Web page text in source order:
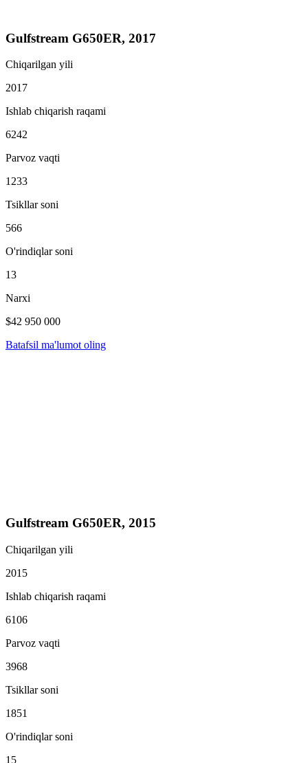
Gulfstream G650ER, 2017
Chiqarilgan yili
2017
Ishlab chiqarish raqami
6242
Parvoz vaqti
1233
Tsikllar soni
566
O'rindiqlar soni
13
Narxi
$42 950 000
Batafsil ma'lumot oling
Gulfstream G650ER, 2015
Chiqarilgan yili
2015
Ishlab chiqarish raqami
6106
Parvoz vaqti
3968
Tsikllar soni
1851
O'rindiqlar soni
15